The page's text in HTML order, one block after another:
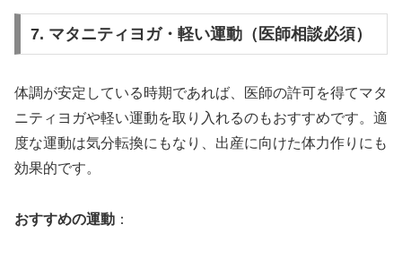
7. マタニティヨガ・軽い運動（医師相談必須）
体調が安定している時期であれば、医師の許可を得てマタ
ニティヨガや軽い運動を取り入れるのもおすすめです。適
度な運動は気分転換にもなり、出産に向けた体力作りにも
効果的です。
おすすめの運動 ：